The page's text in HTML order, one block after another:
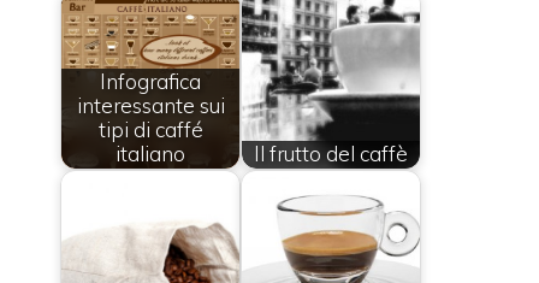
Infografica
interessante sui
tipi di caffé
italiano
Il frutto del caffè